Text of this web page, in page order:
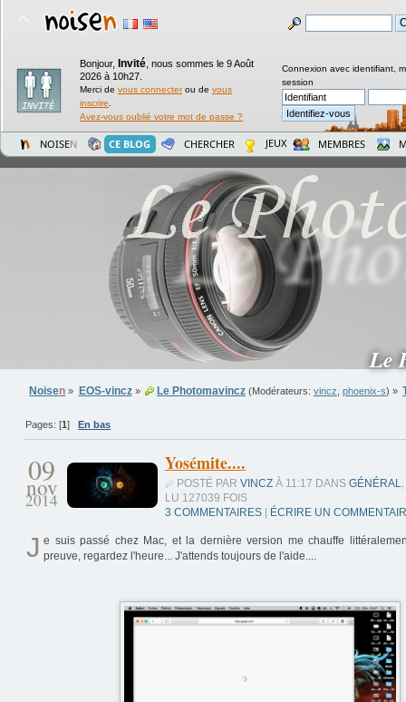
Bonjour, Invité nous sommes le 9 Août
2026 à 10h27.
Merci de vous connecterou de vous
inscrire
Avez-vous oublié votre mot de passe ?
Connexion avec identifiant,
session
NOISEN CE BLOG CHERCHER JEUX MEMBRES
Le
Noisen » EOS-vincz» Le Photomavincz(Modérateurs: vincz phoenix-s) »
Pages: [1]En bas
09
nov
2014
Yosémite....
POSTÉ PAR VINCZ À 11:17 DANS GÉNÉRAL
LU 127039 FOIS
3 COMMENTAIRES | ÉCRIRE UN
J e suis passé chez Mac, et la dernière version me chauffe
preuve, regardez l'heure... J'attends toujours de l'aide....